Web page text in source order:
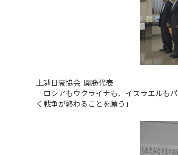
上越日豪協会 関勝代表
「ロシアもウクライナも、イスラエル
く戦争が終わることを願う」